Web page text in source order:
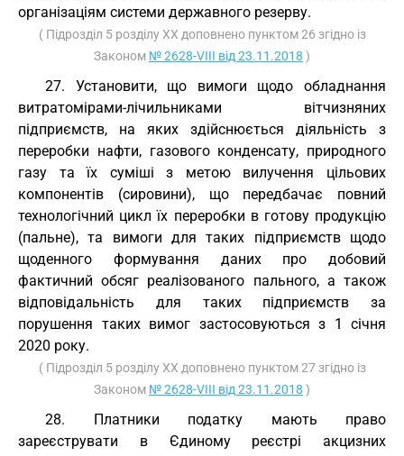
організаціям системи державного резерву.
( Підрозділ 5 розділу XX доповнено пунктом 26 згідно із
Законом № 2628-VIII від 23.11.2018 )
27. Установити, що вимоги щодо обладнання
витратомірами-лічильниками вітчизняних
підприємств, на яких здійснюється діяльність з
переробки нафти, газового конденсату, природного
газу та їх суміші з метою вилучення цільових
компонентів (сировини), що передбачає повний
технологічний цикл їх переробки в готову продукцію
(пальне), та вимоги для таких підприємств щодо
щоденного формування даних про добовий
фактичний обсяг реалізованого пального, а також
відповідальність для таких підприємств за
порушення таких вимог застосовуються з 1 січня
2020 року.
( Підрозділ 5 розділу XX доповнено пунктом 27 згідно із
Законом № 2628-VIII від 23.11.2018 )
28. Платники податку мають право
зареєструвати в Єдиному реєстрі акцизних